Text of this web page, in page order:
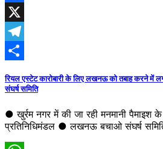
Facebook
X
Telegram
रियल एस्टेट कारोबारी के लिए लखनऊ को तबाह करने में
संघर्ष समिति
● खुर्रम नगर में की जा रही मनमानी पैमाइश
प्रतिनिधिमंडल ● लखनऊ बचाओ संघर्ष